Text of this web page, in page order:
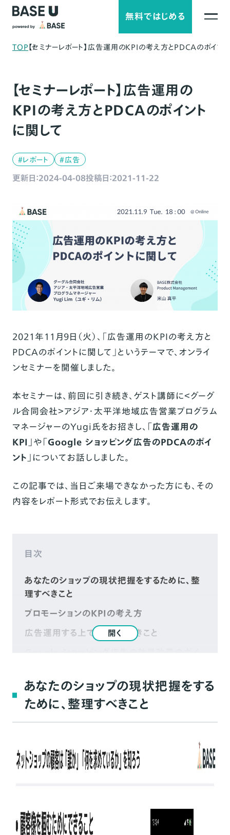
無料ではじめる
TOP【セミナーレポート】広告運用のKPIの考え方とPDCAのポイン
【セミナーレポート】広告運用の
KPIの考え方とPDCAのポイント
に関して
#レポート #広告
更新日：2024-04-08投稿日：2021-11-22
2021年11月9日（火）、「広告運用のKPIの考え方と
PDCAのポイントに関して」というテーマで、オンライ
ンセミナーを開催しました。
本セミナーは、 前回 に引き続き、ゲスト講師に＜グーグ
ル合同会社＞アジア・太平洋地域広告営業プログラム
マネージャーのYugi氏をお招きし、 「広告運用の
KPI」や「Google ショッピング広告のPDCAのポイ
ント」 についてお話ししました。
この記事では、当日ご来場できなかった方にも、その
内容をレポート形式でお伝えします。
目次
あなたのショップの現状把握をするために、整
理すべきこと
プロモーションのKPIの考え方
広告運用する上で、意識すべきこと
Google ショッピング広告の効果改善のポイ
おわりに
開く
あなたのショップの現状把握をする
ために、整理すべきこと